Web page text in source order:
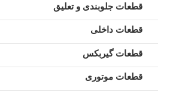
قطعات جلوبندی و تعلیق
قطعات داخلی
قطعات گیربکس
قطعات موتوری